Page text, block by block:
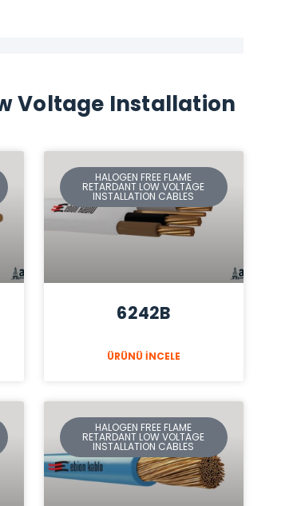
Voltage Installation
HALOGEN FREE FLAME
RETARDANT LOW VOLTAGE
INSTALLATION CABLES
6242B
ÜRÜNÜ İNCELE
HALOGEN FREE FLAME
RETARDANT LOW VOLTAGE
INSTALLATION CABLES